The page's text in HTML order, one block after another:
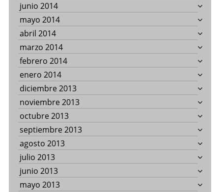
junio 2014
mayo 2014
abril 2014
marzo 2014
febrero 2014
enero 2014
diciembre 2013
noviembre 2013
octubre 2013
septiembre 2013
agosto 2013
julio 2013
junio 2013
mayo 2013